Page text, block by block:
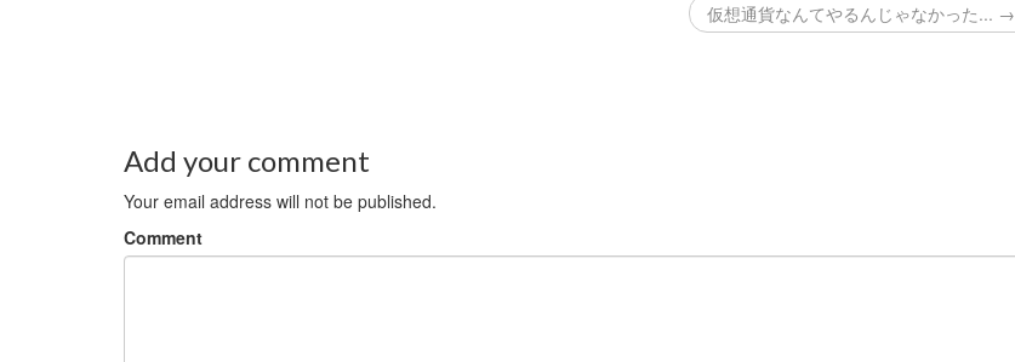
仮想通貨なんてやるんじゃなかった... →
Add your comment
Your email address will not be published.
Comment